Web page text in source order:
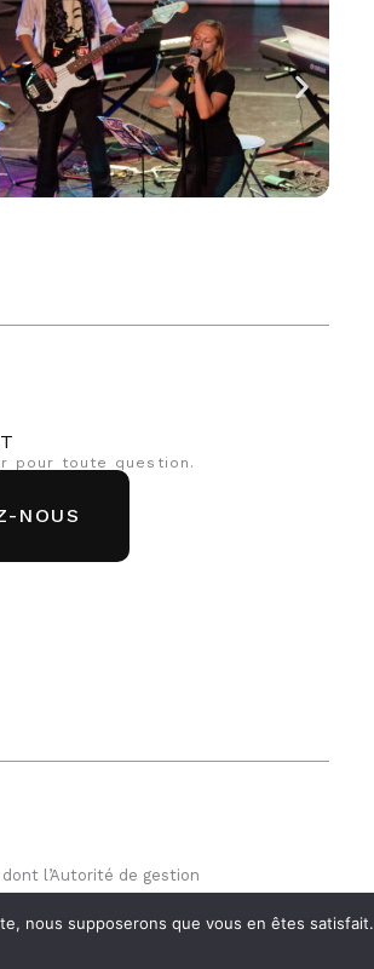
pour toute question.
NOUS
l’Autorité de gestion
nous supposerons que vous en êtes satisfait.